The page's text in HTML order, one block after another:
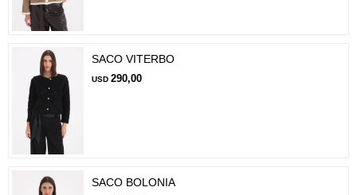
SACO VITERBO
USD 290,00
SACO BOLONIA